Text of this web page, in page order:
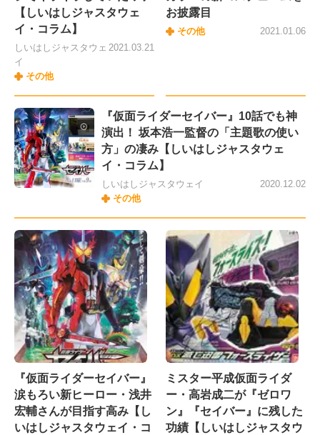
【しいはしジャスタウェ
イ・コラム】
しいはしジャスタウェ
イ
その他
2021.03.21
お披露目
その他 2021.01.06
『仮面ライダーセイバー』10話でも神
演出！ 坂本浩一監督の「主題歌の使い
方」の凄み【しいはしジャスタウェ
イ・コラム】
しいはしジャスタウェイ
その他
2020.12.02
『仮面ライダーセイバー』
涙もろい新ヒーロー・浅井
宏輔さんが目指す高み【し
いはしジャスタウェイ・コ
ミスター平成仮面ライダ
ー・高岩成二が『ゼロワ
ン』『セイバー』に残した
功績【しいはしジャスタウ